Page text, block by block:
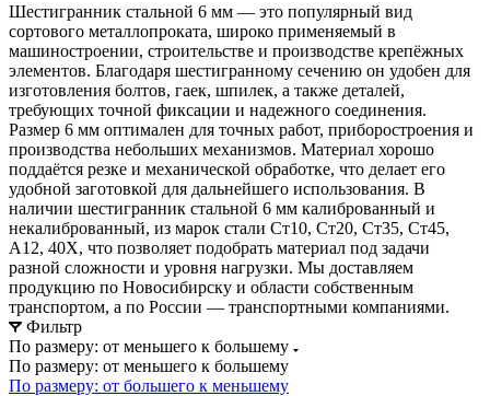
Шестигранник стальной 6 мм — это популярный вид
сортового металлопроката, широко применяемый в
машиностроении, строительстве и производстве крепёжных
элементов. Благодаря шестигранному сечению он удобен для
изготовления болтов, гаек, шпилек, а также деталей,
требующих точной фиксации и надежного соединения.
Размер 6 мм оптимален для точных работ, приборостроения и
производства небольших механизмов. Материал хорошо
поддаётся резке и механической обработке, что делает его
удобной заготовкой для дальнейшего использования. В
наличии шестигранник стальной 6 мм калиброванный и
некалиброванный, из марок стали Ст10, Ст20, Ст35, Ст45,
А12, 40Х, что позволяет подобрать материал под задачи
разной сложности и уровня нагрузки. Мы доставляем
продукцию по Новосибирску и области собственным
транспортом, а по России — транспортными компаниями.
Фильтр
По размеру: от меньшего к большему
По размеру: от меньшего к большему
По размеру: от большего к меньшему